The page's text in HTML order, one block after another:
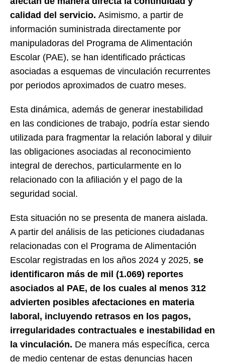
calidad del servicio. Asimismo, a partir de
información suministrada directamente por
manipuladoras del Programa de Alimentación
Escolar (PAE), se han identificado prácticas
asociadas a esquemas de vinculación recurrentes
por periodos aproximados de cuatro meses.
Esta dinámica, además de generar inestabilidad
en las condiciones de trabajo, podría estar siendo
utilizada para fragmentar la relación laboral y diluir
las obligaciones asociadas al reconocimiento
integral de derechos, particularmente en lo
relacionado con la afiliación y el pago de la
seguridad social.
Esta situación no se presenta de manera aislada.
A partir del análisis de las peticiones ciudadanas
relacionadas con el Programa de Alimentación
Escolar registradas en los años 2024 y 2025, se
identificaron más de mil (1.069) reportes
asociados al PAE, de los cuales al menos 312
advierten posibles afectaciones en materia
laboral, incluyendo retrasos en los pagos,
irregularidades contractuales e inestabilidad en
la vinculación. De manera más específica, cerca
de medio centenar de estas denuncias hacen